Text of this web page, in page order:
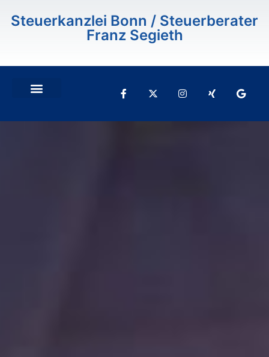
springen
Steuerkanzlei Bonn / Steuerberater
Franz Segieth